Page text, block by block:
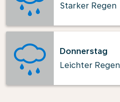
Starker Regen
Donnerstag
Leichter Regen